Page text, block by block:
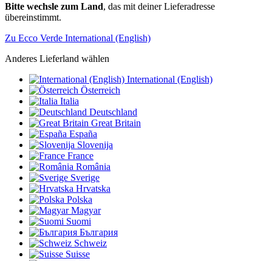
Bitte wechsle zum Land, das mit deiner Lieferadresse
übereinstimmt.
Zu Ecco Verde International (English)
Anderes Lieferland wählen
International (English)
Österreich
Italia
Deutschland
Great Britain
España
Slovenija
France
România
Sverige
Hrvatska
Polska
Magyar
Suomi
България
Schweiz
Suisse